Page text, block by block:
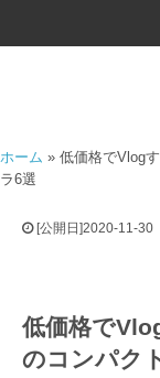
ホーム » 低価格でVlog
ラ6選
[公開日]2020-11-30
低価格で
のコンパク